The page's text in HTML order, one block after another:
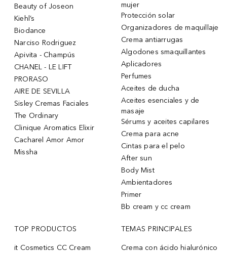
Beauty of Joseon
Kiehl’s
Biodance
Narciso Rodriguez
Apivita - Champús
CHANEL - LE LIFT
PRORASO
AIRE DE SEVILLA
Sisley Cremas Faciales
The Ordinary
Clinique Aromatics Elixir
Cacharel Amor Amor
Missha
mujer
Protección solar
Organizadores de maquillaje
Crema antiarrugas
Algodones smaquillantes
Aplicadores
Perfumes
Aceites de ducha
Aceites esenciales y de
masaje
Sérums y aceites capilares
Crema para acne
Cintas para el pelo
After sun
Body Mist
Ambientadores
Primer
Bb cream y cc cream
TOP PRODUCTOS
it Cosmetics CC Cream
TEMAS PRINCIPALES
Crema con ácido hialurónico